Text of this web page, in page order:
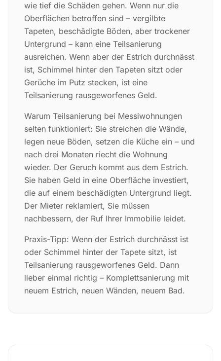
wie tief die Schäden gehen. Wenn nur die
Oberflächen betroffen sind – vergilbte
Tapeten, beschädigte Böden, aber trockener
Untergrund – kann eine Teilsanierung
ausreichen. Wenn aber der Estrich durchnässt
ist, Schimmel hinter den Tapeten sitzt oder
Gerüche im Putz stecken, ist eine
Teilsanierung rausgeworfenes Geld.
Warum Teilsanierung bei Messiwohnungen
selten funktioniert: Sie streichen die Wände,
legen neue Böden, setzen die Küche ein – und
nach drei Monaten riecht die Wohnung
wieder. Der Geruch kommt aus dem Estrich.
Sie haben Geld in eine Oberfläche investiert,
die auf einem beschädigten Untergrund liegt.
Der Mieter reklamiert, Sie müssen
nachbessern, der Ruf Ihrer Immobilie leidet.
Praxis-Tipp: Wenn der Estrich durchnässt ist
oder Schimmel hinter der Tapete sitzt, ist
Teilsanierung rausgeworfenes Geld. Dann
lieber einmal richtig – Komplettsanierung mit
neuem Estrich, neuen Wänden, neuem Bad.